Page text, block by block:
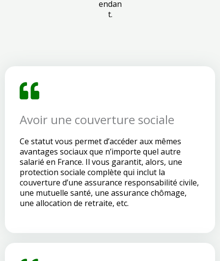
endan
t.
Avoir une couverture sociale
Ce statut vous permet d’accéder aux mêmes
avantages sociaux que n’importe quel autre
salarié en France. Il vous garantit, alors, une
protection sociale complète qui inclut la
couverture d’une assurance responsabilité civile,
une mutuelle santé, une assurance chômage,
une allocation de retraite, etc.